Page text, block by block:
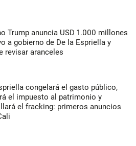
Trump anuncia USD 1.000 millones
a gobierno de De la Espriella y
revisar aranceles
congelará el gasto público,
el impuesto al patrimonio y
el fracking: primeros anuncios